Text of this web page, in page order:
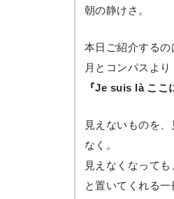
朝の静けさ。
本日ご紹介するの
月とコンパスより
『Je suis là ここ
見えないものを
なく。
見えなくなって
と置いてくれる一